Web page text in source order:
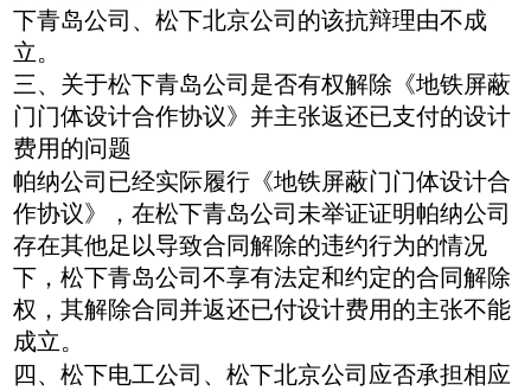
下青岛公司、松下北京公司的该抗辩理由不成
立。
三、关于松下青岛公司是否有权解除《地铁屏蔽
门门体设计合作协议》并主张返还已支付的设计
费用的问题
帕纳公司已经实际履行《地铁屏蔽门门体设计合
作协议》，在松下青岛公司未举证证明帕纳公司
存在其他足以导致合同解除的违约行为的情况
下，松下青岛公司不享有法定和约定的合同解除
权，其解除合同并返还已付设计费用的主张不能
成立。
四、松下电工公司、松下北京公司应否承担相应